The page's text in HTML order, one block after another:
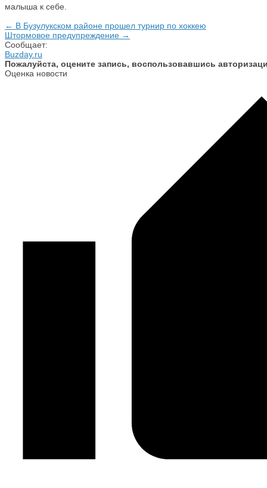
малыша к себе.
← В Бузулукском районе прошел турнир по хоккею
Штормовое предупреждение →
Сообщает:
Buzday.ru
Пожалуйста, оцените запись, воспользовавшись
Оценка новости